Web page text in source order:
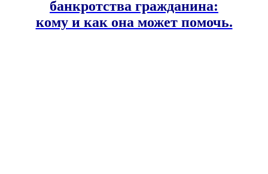
банкротства гражданина:
кому и как она может помочь.